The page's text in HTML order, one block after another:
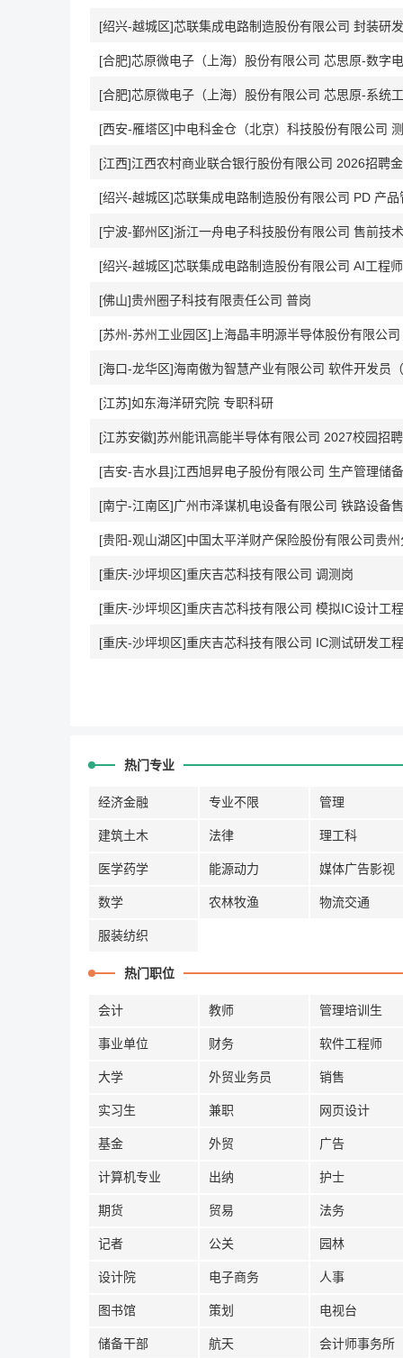
[绍兴-越城区]芯联集成电路制造股份有限公司 封装研
[合肥]芯原微电子（上海）股份有限公司 芯思原-数字
[合肥]芯原微电子（上海）股份有限公司 芯思原-系统
[西安-雁塔区]中电科金仓（北京）科技股份有限公司
[江西]江西农村商业联合银行股份有限公司 2026招聘
[绍兴-越城区]芯联集成电路制造股份有限公司 PD 产
[宁波-鄞州区]浙江一舟电子科技股份有限公司 售前技
[绍兴-越城区]芯联集成电路制造股份有限公司 AI工程
[佛山]贵州圈子科技有限责任公司 普岗
[苏州-苏州工业园区]上海晶丰明源半导体股份有限公
[海口-龙华区]海南傲为智慧产业有限公司 软件开发员
[江苏]如东海洋研究院 专职科研
[江苏安徽]苏州能讯高能半导体有限公司 2027校园招聘
[吉安-吉水县]江西旭昇电子股份有限公司 生产管理储
[南宁-江南区]广州市泽谋机电设备有限公司 铁路设备
[重庆-沙坪坝区]重庆吉芯科技有限公司 调测岗
[重庆-沙坪坝区]重庆吉芯科技有限公司 模拟IC设计工
[重庆-沙坪坝区]重庆吉芯科技有限公司 IC测试研发工
热门专业
经济金融 专业不限 管理
建筑土木 法律 理工科
医学药学 能源动力 媒体广告影视
数学 农林牧渔 物流交通
服装纺织
热门职位
会计 教师 管理培训生
事业单位 财务 软件工程师
大学 外贸业务员 销售
实习生 兼职 网页设计
基金 外贸 广告
计算机专业 出纳 护士
期货 贸易 法务
记者 公关 园林
设计院 电子商务 人事
图书馆 策划 电视台
储备干部 航天 会计师事务所